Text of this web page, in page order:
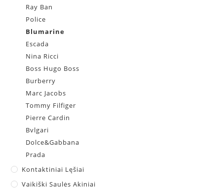
Ray Ban
Police
Blumarine
Escada
Nina Ricci
Boss Hugo Boss
Burberry
Marc Jacobs
Tommy Filfiger
Pierre Cardin
Bvlgari
Dolce&Gabbana
Prada
Kontaktiniai Lęšiai
Vaikiški Saulės Akiniai